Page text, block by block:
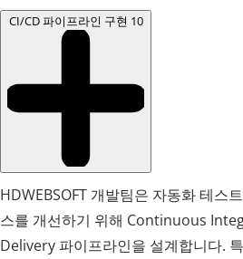
CI/CD 파이프라인 구현 10
HDWEBSOFT 개발팀은 자동화 테스
스를 개선하기 위해 Continuous
Delivery 파이프라인을 설계합니다.